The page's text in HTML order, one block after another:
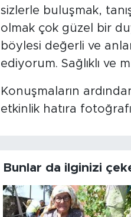
sizlerle buluşmak,
olmak çok güzel bir
böylesi değerli ve
ediyorum. Sağlıklı ve
Konuşmaların
etkinlik hatıra
Bunlar da ilginizi